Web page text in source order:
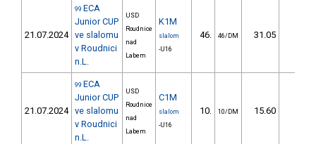
21.07.2024
99 ECA
Junior CUP
ve slalomu
v Roudnici
n.L.
USD
Roudnice
nad
Labem
K1M
slalom
-U16
46. 46/DM 31.05
21.07.2024
99 ECA
Junior CUP
ve slalomu
v Roudnici
n.L.
USD
Roudnice
nad
Labem
C1M
slalom
-U16
10. 10/DM 15.60